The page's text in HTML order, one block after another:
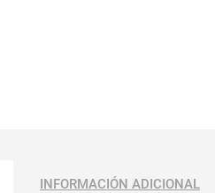
INFORMACIÓN ADICIONAL